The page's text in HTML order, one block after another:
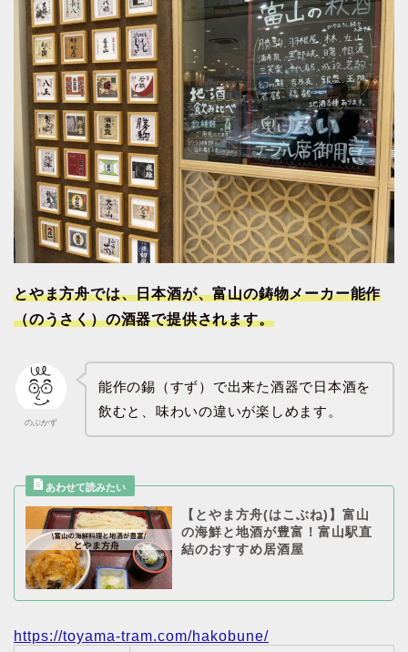
とやま方舟では、日本酒が、富山の鋳物メーカー能作
（のうさく）の酒器で提供されます。
のぶかず
能作の錫（すず）で出来た酒器で日本酒を
飲むと、味わいの違いが楽しめます。
【とやま方舟(はこぶね)】富山
の海鮮と地酒が豊富！富山駅直
結のおすすめ居酒屋
https://toyama-tram.com/hakobune/